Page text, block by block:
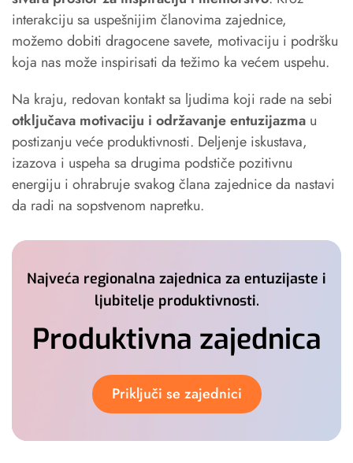
interakciju sa uspešnijim članovima zajednice,
možemo dobiti dragocene savete, motivaciju i podršku
koja nas može inspirisati da težimo ka većem uspehu.
Na kraju, redovan kontakt sa ljudima koji rade na sebi
otključava motivaciju i održavanje entuzijazma u
postizanju veće produktivnosti. Deljenje iskustava,
izazova i uspeha sa drugima podstiče pozitivnu
energiju i ohrabruje svakog člana zajednice da nastavi
da radi na sopstvenom napretku.
Najveća regionalna zajednica za entuzijaste i
ljubitelje produktivnosti.
Produktivna zajednica
Priključi se zajednici